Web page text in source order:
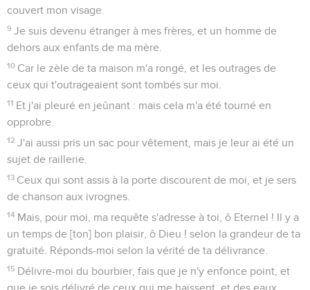
couvert mon visage.
9 Je suis devenu étranger à mes frères, et un homme de
dehors aux enfants de ma mère.
10 Car le zèle de ta maison m'a rongé, et les outrages de
ceux qui t'outrageaient sont tombés sur moi.
11 Et j'ai pleuré en jeûnant : mais cela m'a été tourné en
opprobre.
12 J'ai aussi pris un sac pour vêtement, mais je leur ai été un
sujet de raillerie.
13 Ceux qui sont assis à la porte discourent de moi, et je sers
de chanson aux ivrognes.
14 Mais, pour moi, ma requête s'adresse à toi, ô Eternel ! Il y a
un temps de [ton] bon plaisir, ô Dieu ! selon la grandeur de ta
gratuité. Réponds-moi selon la vérité de ta délivrance.
15 Délivre-moi du bourbier, fais que je n'y enfonce point, et
que je sois délivré de ceux qui me haïssent, et des eaux